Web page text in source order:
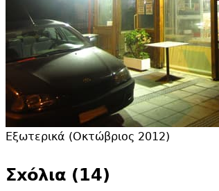
Εξωτερικά (Οκτώβριος 2012)
Σxόλια (14)